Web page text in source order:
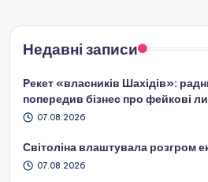
Недавні записи
Рекет «власників Шахідів»:
попередив бізнес про фейкові
07.08.2026
Світоліна влаштувала розгром
07.08.2026